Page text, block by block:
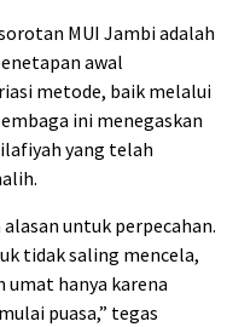
MUI Jambi adalah
awal
metode, baik melalui
ini menegaskan
yang telah
untuk perpecahan.
tidak saling mencela,
umat hanya karena
puasa,” tegas